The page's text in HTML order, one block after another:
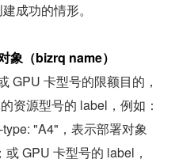
成功的情形。
象（bizrq name）
GPU 卡型号的限额目的，
资源型号的 label，例如：
"A4"，表示部署对象
GPU 卡型号的 label，